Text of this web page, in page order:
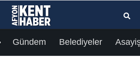
Gündem Belediyeler